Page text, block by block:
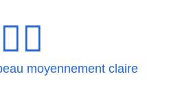
moyennement claire